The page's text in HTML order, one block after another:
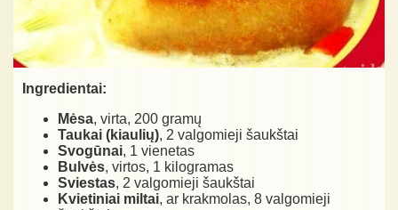
Ingredientai:
Mėsa, virta, 200 gramų
Taukai (kiaulių), 2 valgomieji šaukštai
Svogūnai, 1 vienetas
Bulvės, virtos, 1 kilogramas
Sviestas, 2 valgomieji šaukštai
Kvietiniai miltai, ar krakmolas, 8 valgomieji